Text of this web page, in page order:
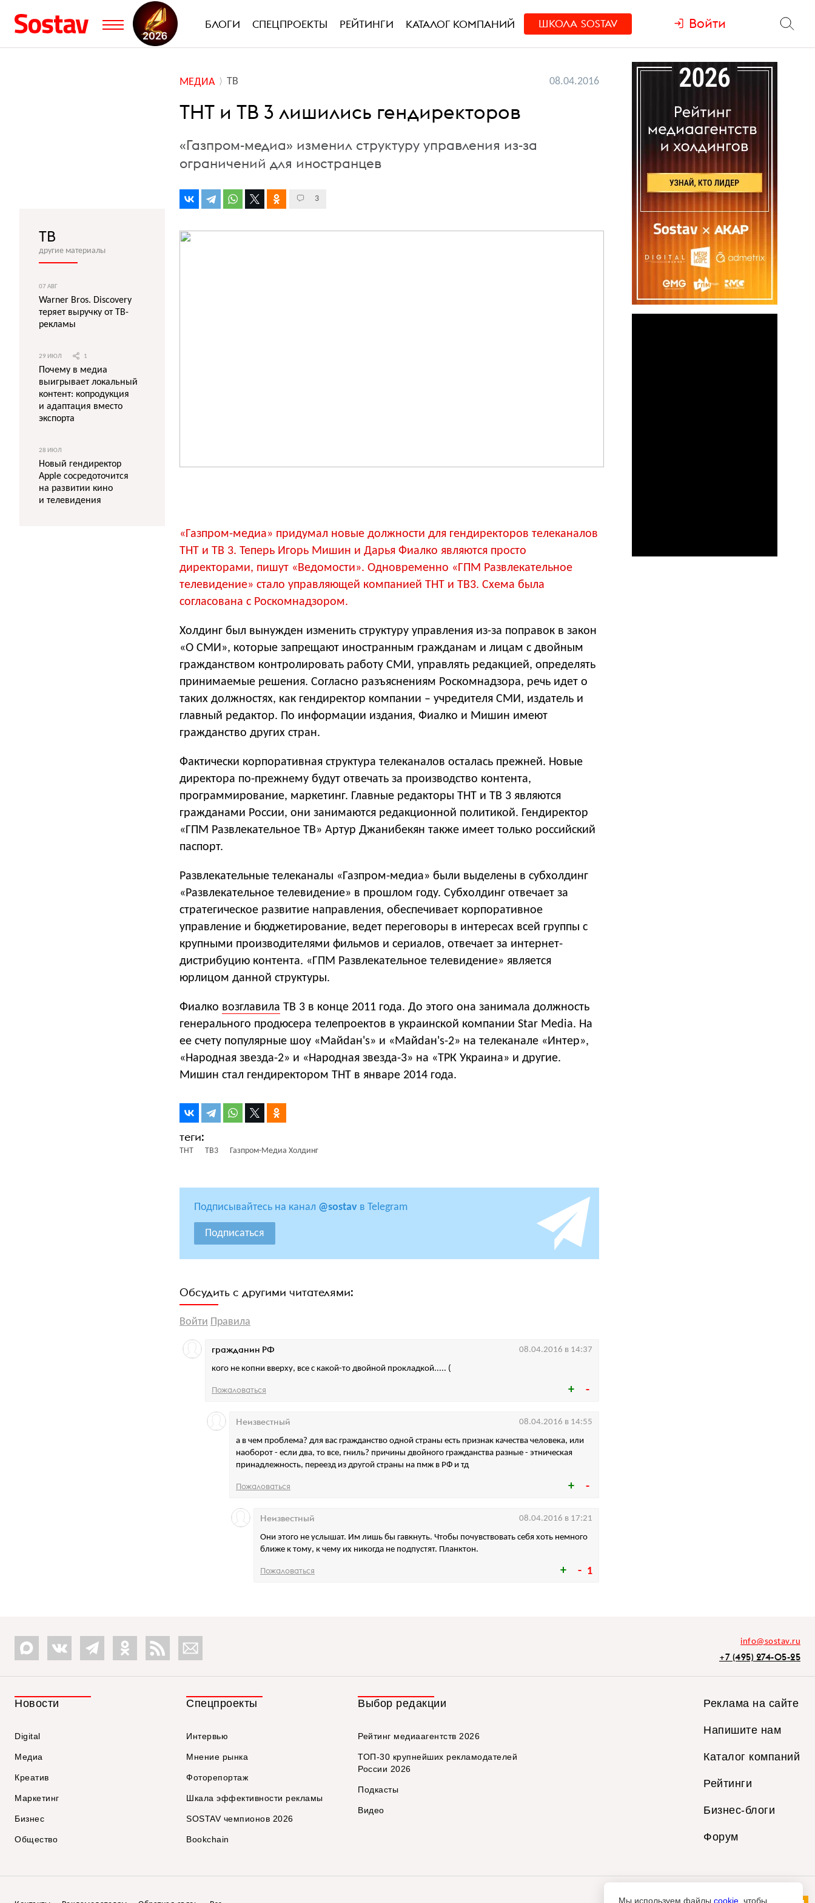
БЛОГИ СПЕЦПРОЕКТЫ РЕЙТИНГИ КАТАЛОГ КОМПАНИЙ ШКОЛА SOSTAV Войти
МЕДИА ТВ 08.04.2016
ТНТ и ТВ 3 лишились гендиректоров
«Газпром-медиа» изменил структуру управления из-за
ограничений для иностранцев
3
«Газпром-медиа» придумал новые должности для гендиректоров телеканалов
ТНТ и ТВ 3. Теперь Игорь Мишин и Дарья Фиалко являются просто
директорами, пишут «Ведомости». Одновременно «ГПМ Развлекательное
телевидение» стало управляющей компанией ТНТ и ТВ3. Схема была
согласована с Роскомнадзором.
Холдинг был вынужден изменить структуру управления из-за поправок в закон
«О СМИ», которые запрещают иностранным гражданам и лицам с двойным
гражданством контролировать работу СМИ, управлять редакцией, определять
принимаемые решения. Согласно разъяснениям Роскомнадзора, речь идет о
таких должностях, как гендиректор компании – учредителя СМИ, издатель и
главный редактор. По информации издания, Фиалко и Мишин имеют
гражданство других стран.
Фактически корпоративная структура телеканалов осталась прежней. Новые
директора по-прежнему будут отвечать за производство контента,
программирование, маркетинг. Главные редакторы ТНТ и ТВ 3 являются
гражданами России, они занимаются редакционной политикой. Гендиректор
«ГПМ Развлекательное ТВ» Артур Джанибекян также имеет только российский
паспорт.
Развлекательные телеканалы «Газпром-медиа» были выделены в субхолдинг
«Развлекательное телевидение» в прошлом году. Субхолдинг отвечает за
стратегическое развитие направления, обеспечивает корпоративное
управление и бюджетирование, ведет переговоры в интересах всей группы с
крупными производителями фильмов и сериалов, отвечает за интернет-
дистрибуцию контента. «ГПМ Развлекательное телевидение» является
юрлицом данной структуры.
Фиалко возглавила ТВ 3 в конце 2011 года. До этого она занимала должность
генерального продюсера телепроектов в украинской компании Star Media. На
ее счету популярные шоу «Майdан's» и «Майdан's-2» на телеканале «Интер»,
«Народная звезда-2» и «Народная звезда-3» на «ТРК Украина» и другие.
Мишин стал гендиректором ТНТ в январе 2014 года.
ТНТ ТВ3 Газпром-Медиа Холдинг
Подписывайтесь на канал @sostav в Telegram
Подписаться
Обсудить с другими читателями:
Войти Правила
кого не копни вверху, все с какой-то двойной прокладкой..... (
гражданин РФ 08.04.2016 в 14:37
Пожаловаться
а в чем проблема? для вас гражданство одной страны есть признак качества человека, или
наоборот - если два, то все, гниль? причины двойного гражданства разные - этническая
принадлежность, переезд из другой страны на пмж в РФ и тд
Неизвестный 08.04.2016 в 14:55
Пожаловаться
1
Они этого не услышат. Им лишь бы гавкнуть. Чтобы почувствовать себя хоть немного
ближе к тому, к чему их никогда не подпустят. Планктон.
Неизвестный 08.04.2016 в 17:21
Пожаловаться
ТВ
другие материалы
07 АВГ
Warner Bros. Discovery
теряет выручку от ТВ-
рекламы
29 ИЮЛ 1
Почему в медиа
выигрывает локальный
контент: копродукция
и адаптация вместо
экспорта
28 ИЮЛ
Новый гендиректор
Apple сосредоточится
на развитии кино
и телевидения
info@sostav.ru
+7 (495) 274-05-25
Новости
Digital
Медиа
Креатив
Маркетинг
Бизнес
Общество
Спецпроекты
Интервью
Мнение рынка
Фоторепортаж
Шкала эффективности рекламы
SOSTAV чемпионов 2026
Bookchain
Выбор редакции
Рейтинг медиаагентств 2026
ТОП-30 крупнейших рекламодателей
России 2026
Подкасты
Видео
Реклама на сайте
Напишите нам
Каталог компаний
Рейтинги
Бизнес-блоги
Форум
Мы используем файлы cookie , чтобы